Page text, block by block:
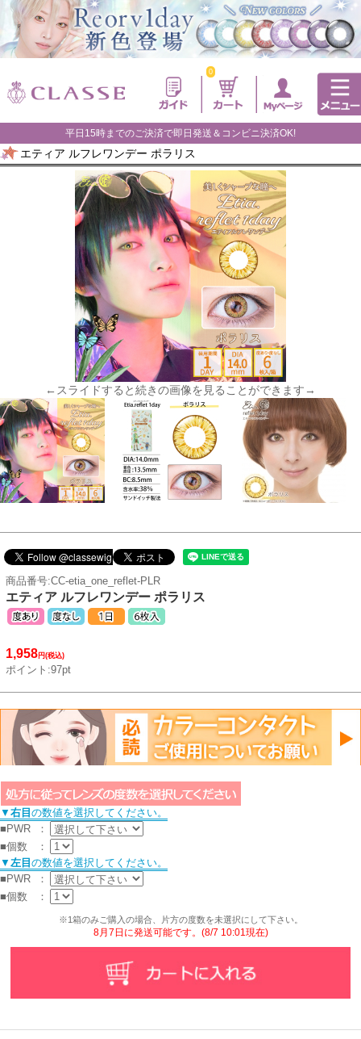
0
平日15時までのご決済で即日発送＆コンビニ決済OK!
エティア ルフレワンデー ポラリス
←スライドすると続きの画像を見ることができます→
商品番号:CC-etia_one_reflet-PLR
エティア ルフレワンデー ポラリス
1,958円(税込)
ポイント:97pt
▼ 右目 の数値を選択してください。
■PWR
：
■個数
：
▼ 左目 の数値を選択してください。
■PWR
：
■個数
：
※1箱のみご購入の場合、片方の度数を未選択にして下さい。
8月7日に発送可能です。(8/7 10:01現在)